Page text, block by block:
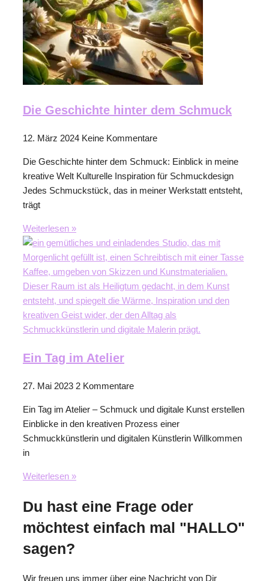
Die Geschichte hinter dem Schmuck
12. März 2024 Keine Kommentare
Die Geschichte hinter dem Schmuck: Einblick in meine
kreative Welt Kulturelle Inspiration für Schmuckdesign
Jedes Schmuckstück, das in meiner Werkstatt entsteht,
trägt
Weiterlesen »
Ein Tag im Atelier
27. Mai 2023 2 Kommentare
Ein Tag im Atelier – Schmuck und digitale Kunst erstellen
Einblicke in den kreativen Prozess einer
Schmuckkünstlerin und digitalen Künstlerin Willkommen
in
Weiterlesen »
Du hast eine Frage oder
möchtest einfach mal "HALLO"
sagen?
Wir freuen uns immer über eine Nachricht von Dir